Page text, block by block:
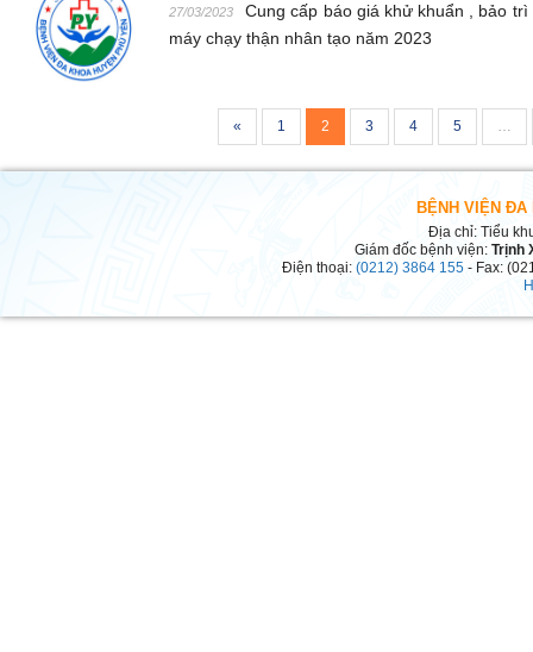
27/03/2023
Cung cấp báo giá khử khuẩn , bảo
máy chạy thận nhân tạo năm 2023
« 1 2 3 4 5 …
BỆNH VIỆN ĐA
Địa chỉ: Tiểu
Giám đốc bệnh viện: Trịnh
Điện thoại: (0212) 3864 155- Fax: